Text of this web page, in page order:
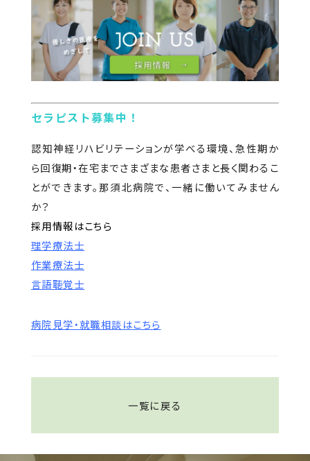
セラピスト募集中！
認知神経リハビリテーションが学べる環境、急性期か
ら回復期・在宅までさまざまな患者さまと長く関わるこ
とができます。那須北病院で、一緒に働いてみません
か？
採用情報はこちら
理学療法士
作業療法士
言語聴覚士
病院見学・就職相談はこちら
一覧に戻る